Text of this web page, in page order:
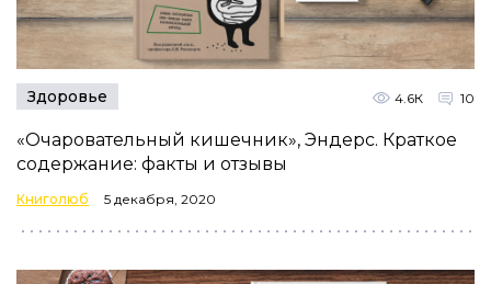
Здоровье 4.6К 10
«Очаровательный кишечник», Эндерс. Краткое
содержание: факты и отзывы
Книголюб 5 декабря, 2020